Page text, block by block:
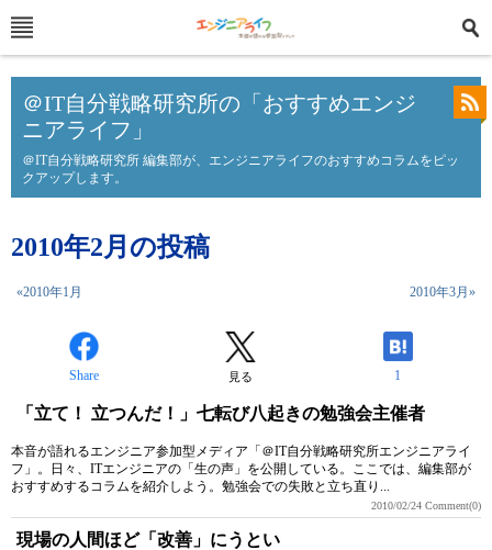
＠IT自分戦略研究所の「おすすめエンジ
ニアライフ」
＠IT自分戦略研究所 編集部が、エンジニアライフのおすすめコラムをピッ
クアップします。
2010年2月の投稿
«2010年1月 2010年3月»
Share 見る 1
「立て！ 立つんだ！」七転び八起きの勉強会主催者
本音が語れるエンジニア参加型メディア「＠IT自分戦略研究所エンジニアライ
フ」。日々、ITエンジニアの「生の声」を公開している。ここでは、編集部が
おすすめするコラムを紹介しよう。勉強会での失敗と立ち直り...
2010/02/24 Comment(0)
現場の人間ほど「改善」にうとい